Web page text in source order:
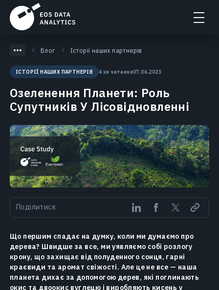
Блог Історії наших партнерів
ІСТОРІЇ НАШИХ ПАРТНЕРІВ 4 хв читання07.06.2023
Озеленення Планети: Роль
Супутників У Лісовідновленні
Поділитися:
Що першим спадає на думку, коли ми думаємо про
дерева? Швидше за все, ми уявляємо собі розлогу
крону, що захищає від полуденного сонця, гарні
краєвиди та аромат свіжості. Але це не все — наша
планета дихає за допомогою дерев, які поглинають
окис та двоокис вуглецю і виробляють кисень у